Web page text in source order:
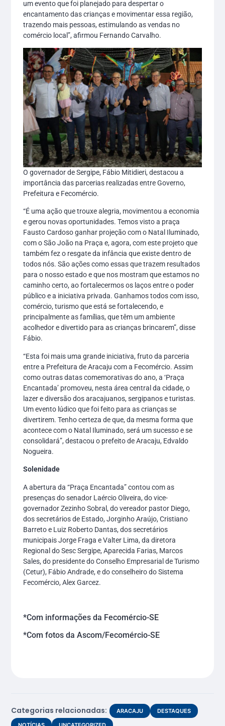
um evento que foi planejado para despertar o
encantamento das crianças e movimentar essa região,
trazendo mais pessoas, estimulando as vendas no
comércio local”, afirmou Fernando Carvalho.
O governador de Sergipe, Fábio Mitidieri, destacou a
importância das parcerias realizadas entre Governo,
Prefeitura e Fecomércio.
“É uma ação que trouxe alegria, movimentou a economia
e gerou novas oportunidades. Temos visto a praça
Fausto Cardoso ganhar projeção com o Natal Iluminado,
com o São João na Praça e, agora, com este projeto que
também fez o resgate da infância que existe dentro de
todos nós. São ações como essas que trazem resultados
para o nosso estado e que nos mostram que estamos no
caminho certo, ao fortalecermos os laços entre o poder
público e a iniciativa privada. Ganhamos todos com isso,
comércio, turismo que está se fortalecendo, e
principalmente as famílias, que têm um ambiente
acolhedor e divertido para as crianças brincarem”, disse
Fábio.
“Esta foi mais uma grande iniciativa, fruto da parceria
entre a Prefeitura de Aracaju com a Fecomércio. Assim
como outras datas comemorativas do ano, a ‘Praça
Encantada’ promoveu, nesta área central da cidade, o
lazer e diversão dos aracajuanos, sergipanos e turistas.
Um evento lúdico que foi feito para as crianças se
divertirem. Tenho certeza de que, da mesma forma que
acontece com o Natal Iluminado, será um sucesso e se
consolidará”, destacou o prefeito de Aracaju, Edvaldo
Nogueira.
Solenidade
A abertura da “Praça Encantada” contou com as
presenças do senador Laércio Oliveira, do vice-
governador Zezinho Sobral, do vereador pastor Diego,
dos secretários de Estado, Jorginho Araújo, Cristiano
Barreto e Luiz Roberto Dantas, dos secretários
municipais Jorge Fraga e Valter Lima, da diretora
Regional do Sesc Sergipe, Aparecida Farias, Marcos
Sales, do presidente do Conselho Empresarial de Turismo
(Cetur), Fábio Andrade, e do conselheiro do Sistema
Fecomércio, Alex Garcez.
*Com informações da Fecomércio-SE
*Com fotos da Ascom/Fecomércio-SE
Categorias relacionadas: ARACAJU
DESTAQUES